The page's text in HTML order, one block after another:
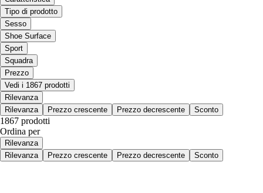
Tipo di prodotto
Sesso
Shoe Surface
Sport
Squadra
Prezzo
Vedi i 1867 prodotti
Rilevanza
Rilevanza
Prezzo crescente Prezzo decrescente Sconto
1867 prodotti
Ordina per
Rilevanza
Rilevanza
Prezzo crescente Prezzo decrescente Sconto